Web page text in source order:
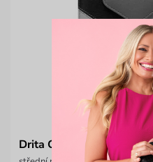
Drita Grey